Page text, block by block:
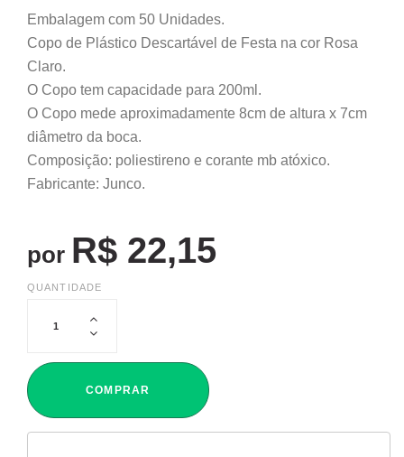
Embalagem com 50 Unidades.
Copo de Plástico Descartável de Festa na cor Rosa
Claro.
O Copo tem capacidade para 200ml.
O Copo mede aproximadamente 8cm de altura x 7cm
diâmetro da boca.
Composição: poliestireno e corante mb atóxico.
Fabricante: Junco.
por R$ 22,15
QUANTIDADE
COMPRAR